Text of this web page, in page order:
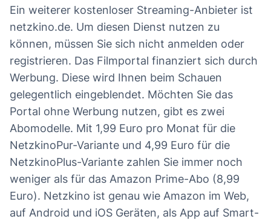
Ein weiterer kostenloser Streaming-Anbieter ist
netzkino.de. Um diesen Dienst nutzen zu
können, müssen Sie sich nicht anmelden oder
registrieren. Das Filmportal finanziert sich durch
Werbung. Diese wird Ihnen beim Schauen
gelegentlich eingeblendet. Möchten Sie das
Portal ohne Werbung nutzen, gibt es zwei
Abomodelle. Mit 1,99 Euro pro Monat für die
NetzkinoPur-Variante und 4,99 Euro für die
NetzkinoPlus-Variante zahlen Sie immer noch
weniger als für das Amazon Prime-Abo (8,99
Euro). Netzkino ist genau wie Amazon im Web,
auf Android und iOS Geräten, als App auf Smart-